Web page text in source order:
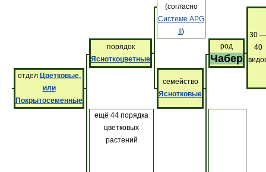
(согласно
Системе APG
)
30 —
40
порядок
Ясноткоцветные
род
Чабер
отдел Цветковые,
или
Покрытосеменные
семейство
Яснотковые
ещё 44 порядка
цветковых
растений